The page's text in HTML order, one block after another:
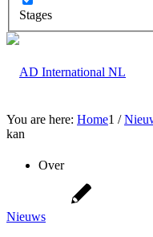
Stages
Over
You are here: Home1 /
kan
Nieuws